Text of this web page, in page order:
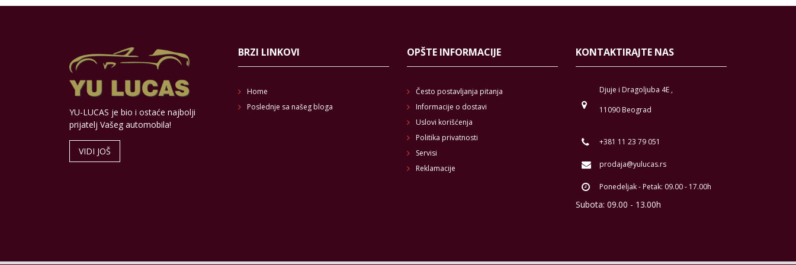
YU-LUCAS je bio i ostaće najbolji
prijatelj Vašeg automobila!
VIDI JOŠ
BRZI LINKOVI
Home
Poslednje sa našeg bloga
OPŠTE INFORMACIJE
Često postavljanja pitanja
Informacije o dostavi
Uslovi korišćenja
Politika privatnosti
Servisi
Reklamacije
KONTAKTIRAJTE NAS
Djuje i Dragoljuba 4E ,
11090 Beograd
+381 11 23 79 051
prodaja@yulucas.rs
Ponedeljak - Petak: 09.00 - 17.00h
Subota: 09.00 - 13.00h